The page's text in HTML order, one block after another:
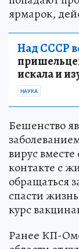
ярмарок,
Над СССР
искала и
НАУКА
Бешенство
вирус
контакте с
обращаться
спасти
курс
Ранее КП-